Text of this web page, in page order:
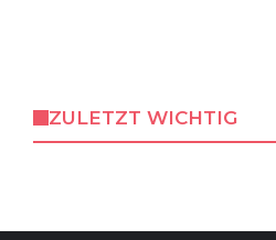
ZULETZT WICHTIG